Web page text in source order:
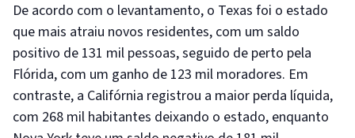
De acordo com o levantamento, o Texas foi o estado
que mais atraiu novos residentes, com um saldo
positivo de 131 mil pessoas, seguido de perto pela
Flórida, com um ganho de 123 mil moradores. Em
contraste, a Califórnia registrou a maior perda líquida,
com 268 mil habitantes deixando o estado, enquanto